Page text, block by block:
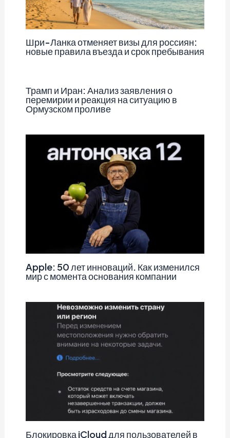
Шри-Ланка отменяет визы для россиян:
новые правила въезда и срок пребывания
Трамп и Иран: Анализ заявления о
перемирии и реакция на ситуацию в
Ормузском проливе
Apple: 50 лет инноваций. Как изменился
мир с момента основания компании
Блокировка iCloud для пользователей в